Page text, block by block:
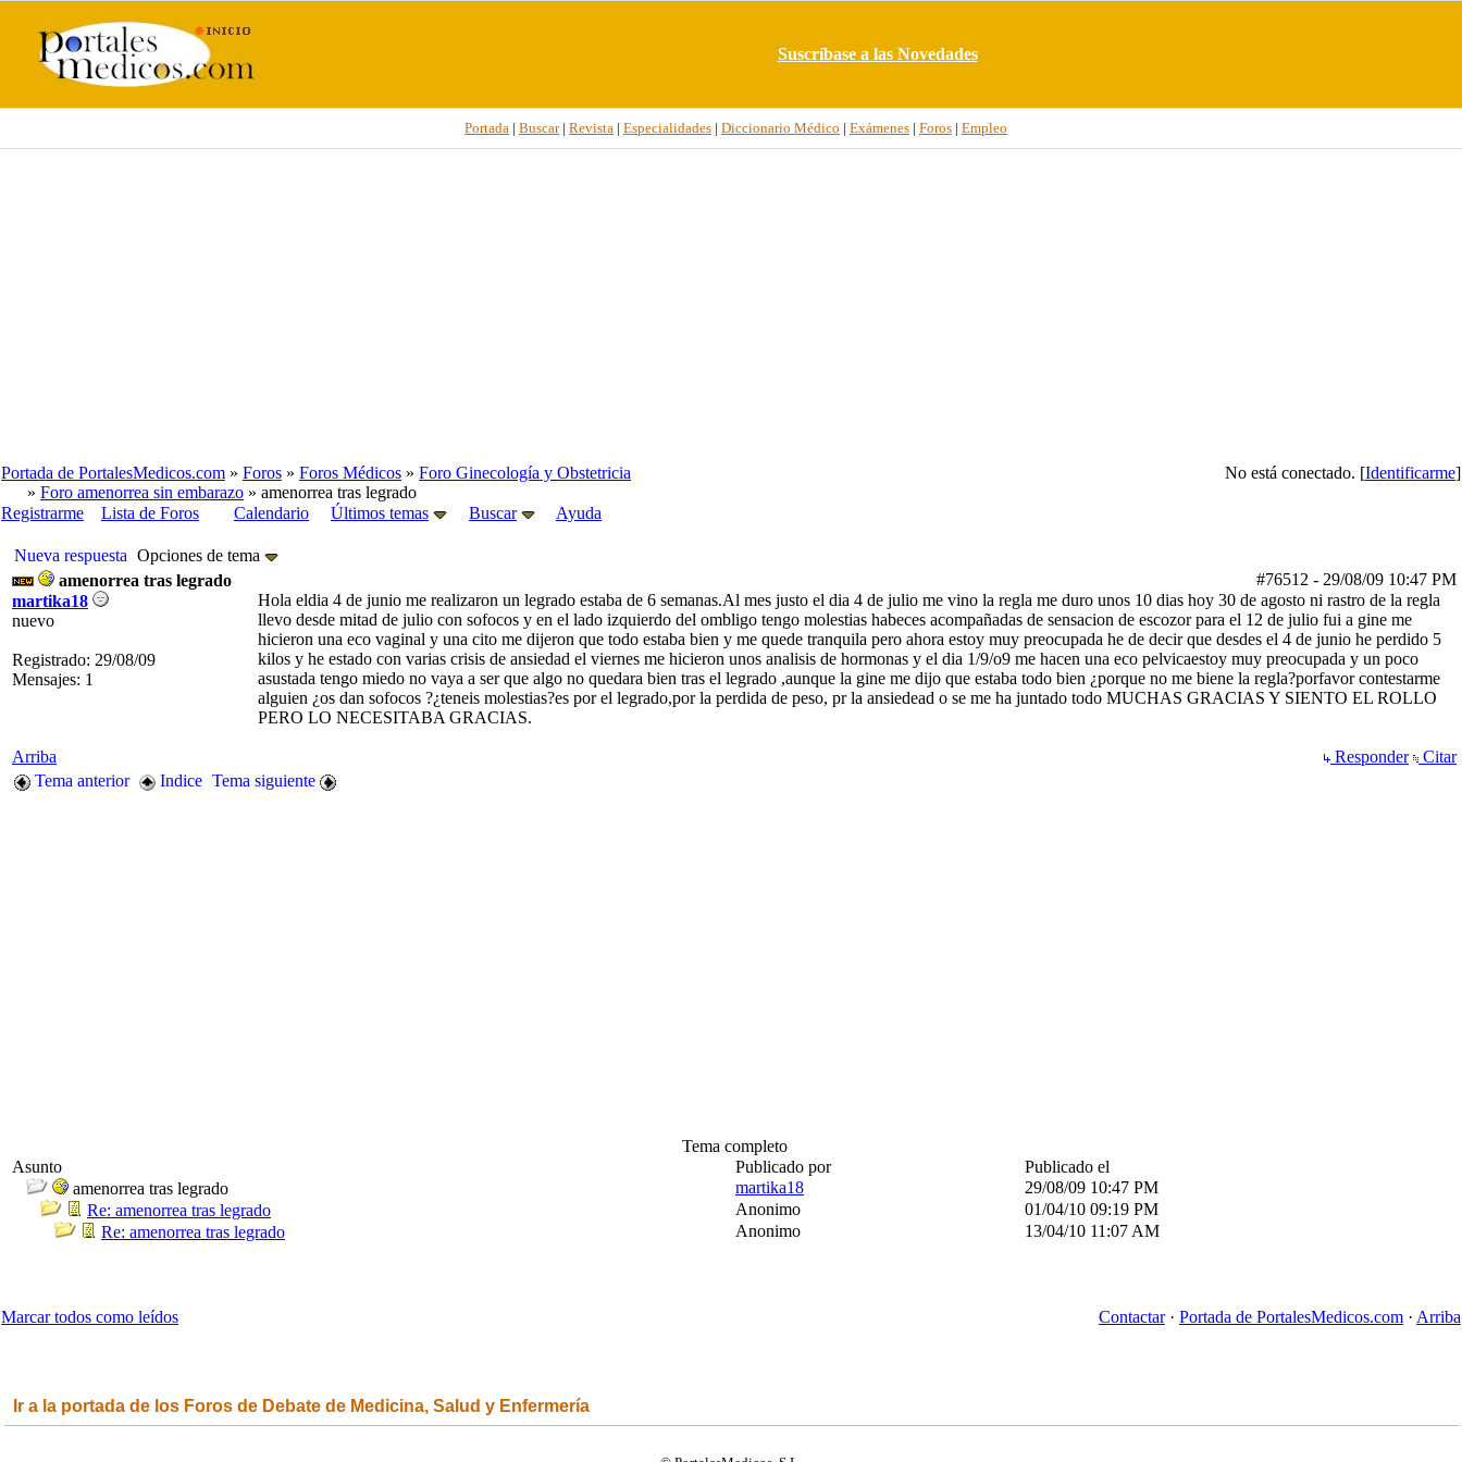
Suscríbase a las Novedades
Portada | Buscar| Revista | Especialidades | Diccionario Médico | Exámenes | Foros | Empleo
No está conectado. [Identificarme]
Portada de PortalesMedicos.com » Foros » Foros Médicos » Foro Ginecología y Obstetricia
» Foro amenorrea sin embarazo » amenorrea tras legrado
Registrarme
Lista de Foros Calendario Últimos temas Buscar Ayuda
Nueva respuesta Opciones de tema
#76512 - 29/08/09 10:47 PM
amenorrea tras legrado
martika18
nuevo
Registrado: 29/08/09
Mensajes: 1
Hola eldia 4 de junio me realizaron un legrado estaba de 6 semanas.Al mes justo el dia 4 de julio me vino la regla me duro unos 10 dias hoy 30 de agosto ni rastro de la regla
llevo desde mitad de julio con sofocos y en el lado izquierdo del ombligo tengo molestias habeces acompañadas de sensacion de escozor para el 12 de julio fui a gine me
hicieron una eco vaginal y una cito me dijeron que todo estaba bien y me quede tranquila pero ahora estoy muy preocupada he de decir que desdes el 4 de junio he perdido 5
kilos y he estado con varias crisis de ansiedad el viernes me hicieron unos analisis de hormonas y el dia 1/9/o9 me hacen una eco pelvicaestoy muy preocupada y un poco
asustada tengo miedo no vaya a ser que algo no quedara bien tras el legrado ,aunque la gine me dijo que estaba todo bien ¿porque no me biene la regla?porfavor contestarme
alguien ¿os dan sofocos ?¿teneis molestias?es por el legrado,por la perdida de peso, pr la ansiedead o se me ha juntado todo MUCHAS GRACIAS Y SIENTO EL ROLLO
PERO LO NECESITABA GRACIAS.
Arriba Responder
Citar
Tema anterior
Indice Tema siguiente
Tema completo
Asunto
Publicado por
Publicado el
amenorrea tras legrado
martika18 29/08/09 10:47 PM
Re: amenorrea tras legrado
Anonimo 01/04/10 09:19 PM
Re: amenorrea tras legrado
Anonimo 13/04/10 11:07 AM
Marcar todos como leídos Contactar· Portada de PortalesMedicos.com · Arriba
Ir a la portada de los Foros de Debate de Medicina, Salud y Enfermería